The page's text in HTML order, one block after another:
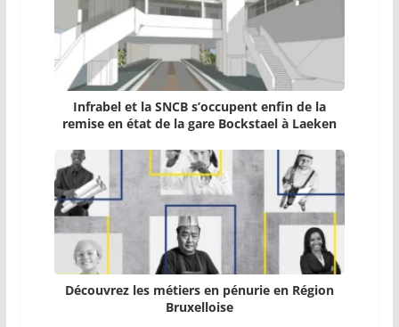
Infrabel et la SNCB s’occupent enfin de la
remise en état de la gare Bockstael à Laeken
Découvrez les métiers en pénurie en Région
Bruxelloise